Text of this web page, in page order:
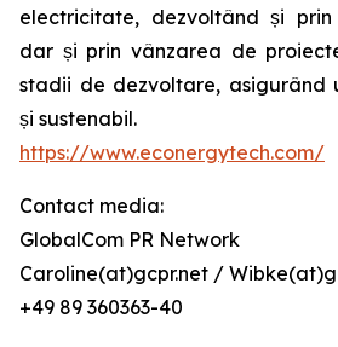
electricitate, dezvoltând și
dar și prin vânzarea de
stadii de dezvoltare, asigurând
și sustenabil.
https://www.econergytech.com/
Contact media:
GlobalCom PR Network
Caroline(at)gcpr.net /
+49 89 360363-40